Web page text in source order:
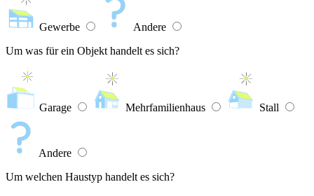
Gewerbe
Andere
Um was für ein Objekt handelt es sich?
Garage Mehrfamilienhaus Stall
Andere
Um welchen Haustyp handelt es sich?